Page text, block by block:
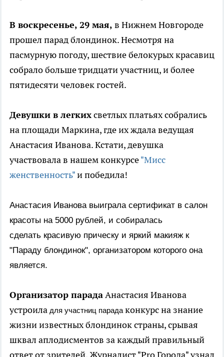
В воскресенье, 29 мая, в Нижнем Новгороде
прошел парад блондинок. Несмотря на
пасмурную погоду, шествие белокурых красавиц
собрало больше тридцати участниц, и более
пятидесяти человек гостей.
Девушки в легкихсветлых платьях собрались
на площади Маркина, где их ждала ведущая
Анастасия Иванова. Кстати, девушка
участвовала в нашем конкурсе"Мисс
женственность"и победила!
Анастасия Иванова выиграла сертификат в салон
красоты на 5000 рублей, и собиралась
сделать красивую прическу и яркий макияж к
"Параду блондинок", организатором которого она
является.
Организатор парадаАнастасия Иванова
устроила для участниц парадаконкурс на знание
жизни известных блондинок страны, срывая
шквал аплодисментов за каждый правильный